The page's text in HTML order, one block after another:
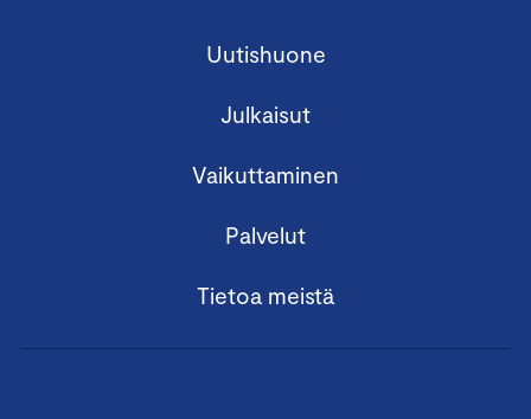
Uutishuone
Julkaisut
Vaikuttaminen
Palvelut
Tietoa meistä